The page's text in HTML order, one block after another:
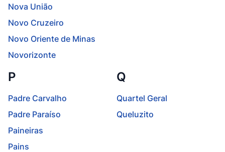
Nova União
Novo Cruzeiro
Novo Oriente de Minas
Novorizonte
P
Padre Carvalho
Padre Paraíso
Paineiras
Pains
Q
Quartel Geral
Queluzito